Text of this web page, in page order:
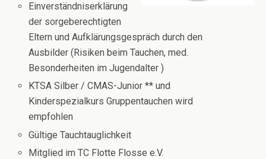
Einverständniserklärung
der sorgeberechtigten
Eltern und Aufklärungsgespräch durch den
Ausbilder (Risiken beim Tauchen, med.
Besonderheiten im Jugendalter )
KTSA Silber / CMAS-Junior ** und
Kinderspezialkurs Gruppentauchen wird
empfohlen
Gültige Tauchtauglichkeit
Mitglied im TC Flotte Flosse e.V.